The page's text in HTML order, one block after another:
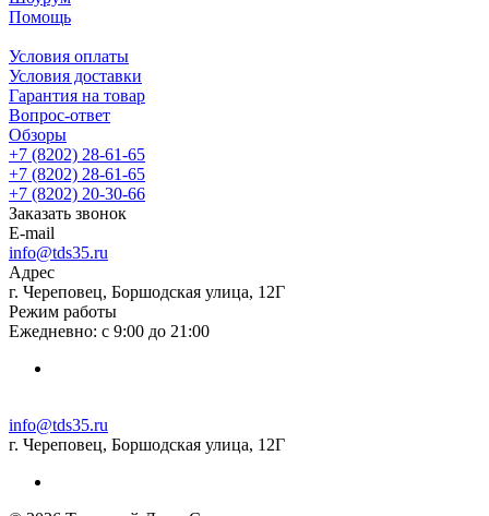
Помощь
Условия оплаты
Условия доставки
Гарантия на товар
Вопрос-ответ
Обзоры
+7 (8202) 28‑61-65
+7 (8202) 28‑61-65
+7 (8202) 20‑30-66
Заказать звонок
E-mail
info@tds35.ru
Адрес
г. Череповец, Боршодская улица, 12Г
Режим работы
Ежедневно: с 9:00 до 21:00
info@tds35.ru
г. Череповец, Боршодская улица, 12Г